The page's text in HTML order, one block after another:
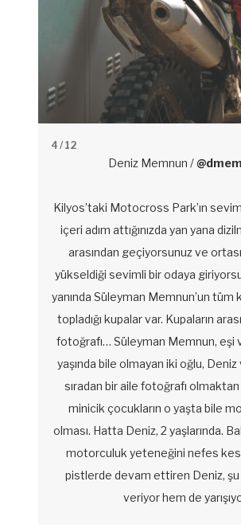
4 / 12
Deniz Memnun /
Kilyos’taki Motocross Park’ın
içeri adım attığınızda yan yana
arasından geçiyorsunuz ve
yükseldiği sevimli bir odaya
yanında Süleyman Memnun’un tüm
topladığı kupalar var. Kupaların
fotoğrafı… Süleyman Memnun, eşi
yaşında bile olmayan iki oğlu, Deniz
sıradan bir aile fotoğrafı olmaktan
minicik çocukların o yaşta bile
olması. Hatta Deniz, 2 yaşlarında.
motorculuk yeteneğini nefes
pistlerde devam ettiren Deniz, şu
veriyor hem de